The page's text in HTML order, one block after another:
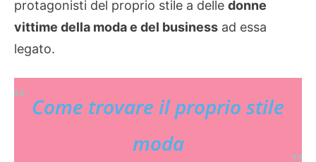
protagonisti del proprio stile a delle donne
vittime della moda e del business ad essa
legato.
Come trovare il proprio stile
moda